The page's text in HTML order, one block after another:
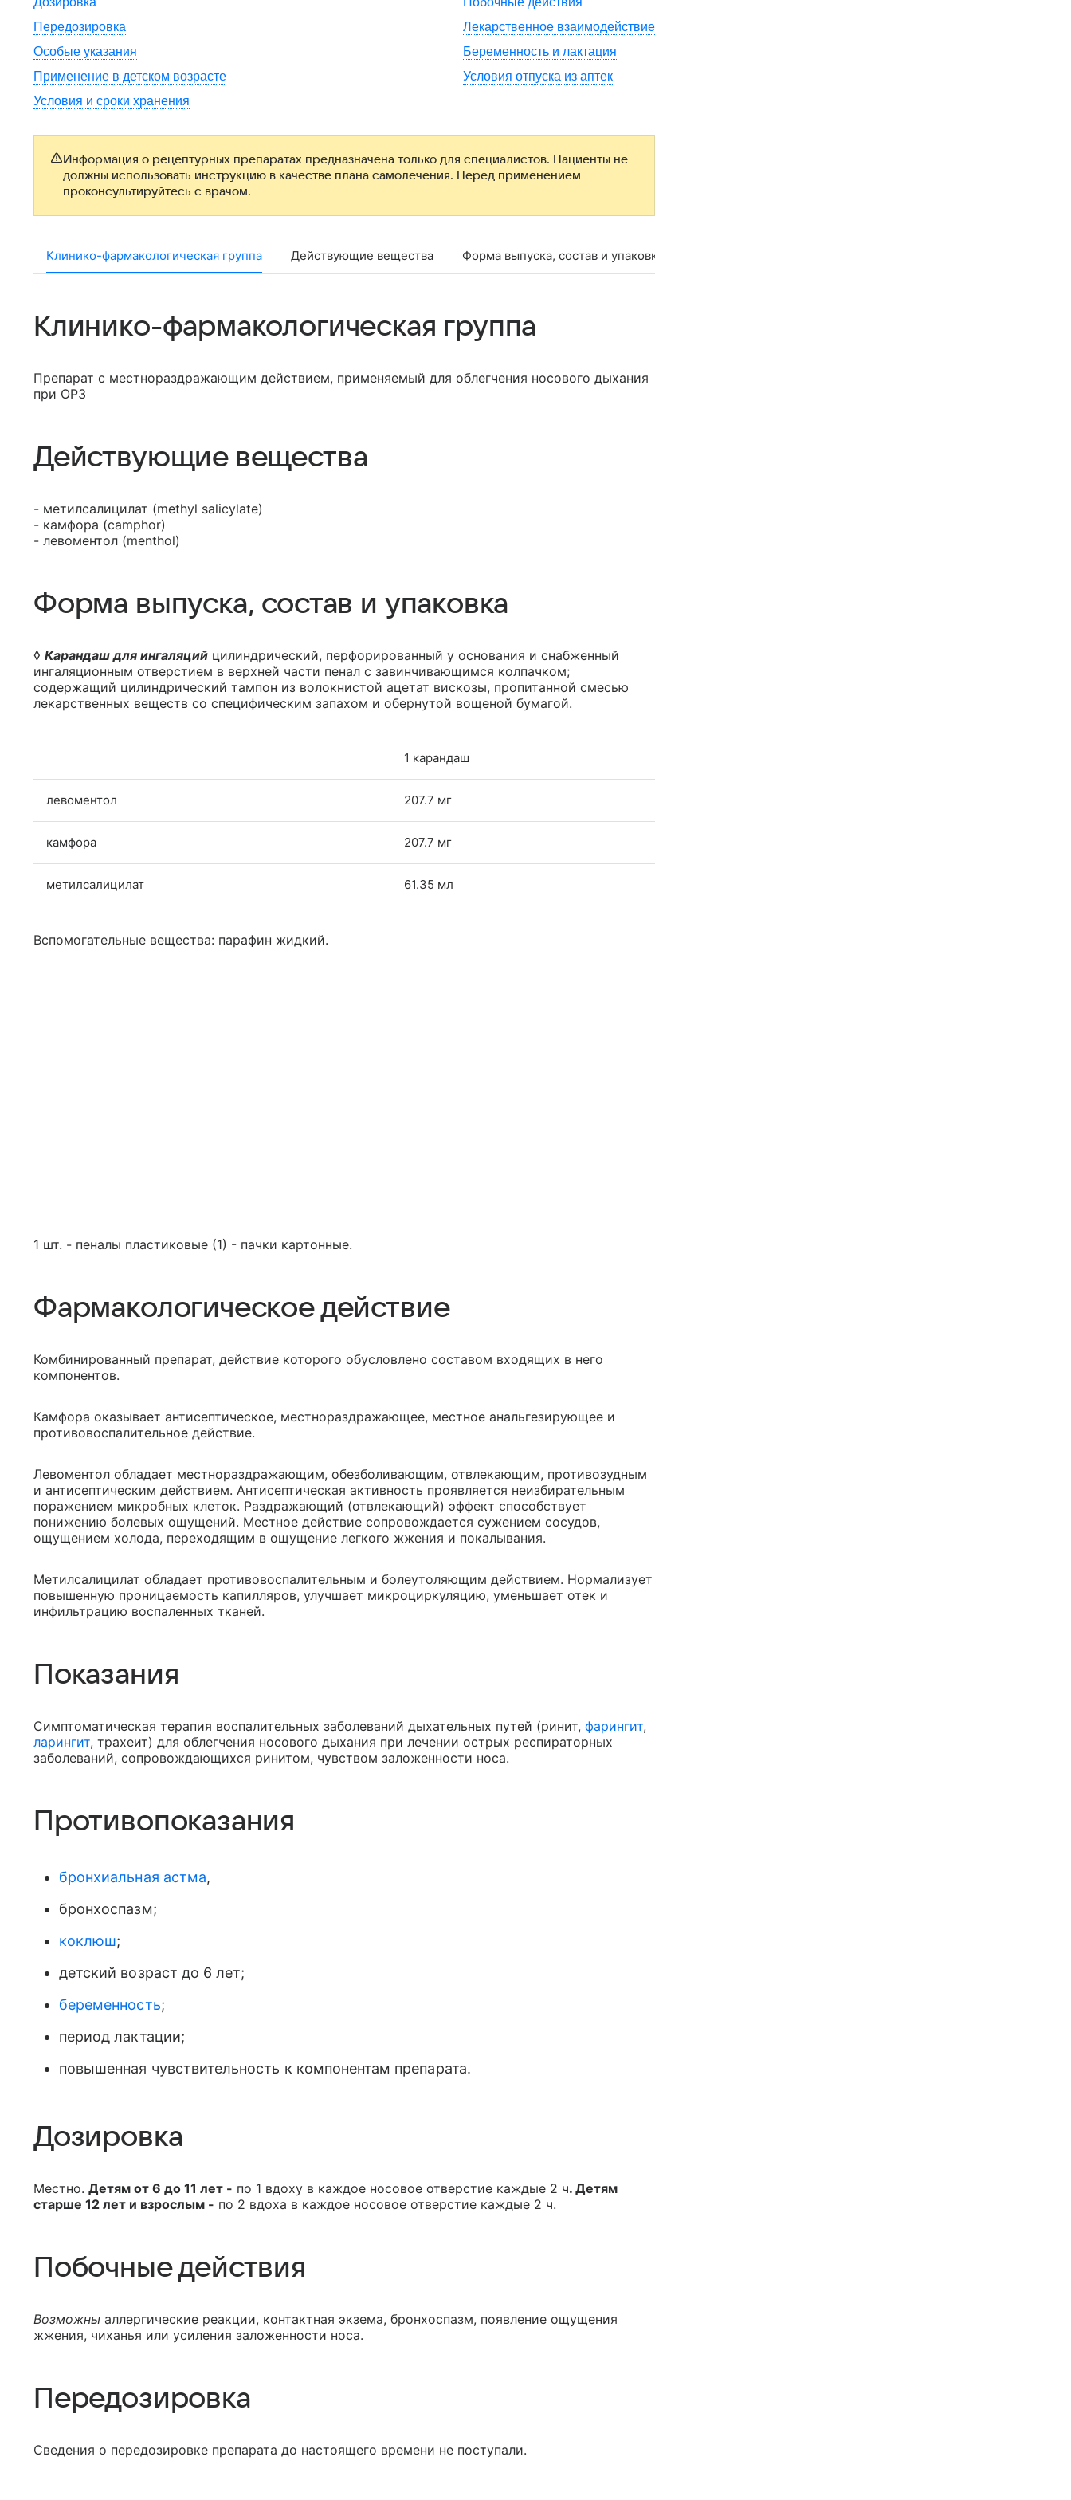
Передозировка
Лекарственное взаимодействие
Особые указания
Беременность и лактация
Применение в детском возрасте
Условия отпуска из аптек
Условия и сроки хранения
Информация о рецептурных препаратах предназначена только для специалистов. Пациенты не
должны использовать инструкцию в качестве плана самолечения. Перед применением
проконсультируйтесь с врачом.
Клинико-фармакологическая группа Действующие вещества Форма выпуска, состав и упаковка
Клинико-фармакологическая группа
Препарат с местнораздражающим действием, применяемый для облегчения носового дыхания
при ОРЗ
Действующие вещества
- метилсалицилат (methyl salicylate)
- камфора (camphor)
- левоментол (menthol)
Форма выпуска, состав и упаковка
◊ Карандаш для ингаляций цилиндрический, перфорированный у основания и снабженный
ингаляционным отверстием в верхней части пенал с завинчивающимся колпачком;
содержащий цилиндрический тампон из волокнистой ацетат вискозы, пропитанной смесью
лекарственных веществ со специфическим запахом и обернутой вощеной бумагой.
1 карандаш
левоментол 207.7 мг
камфора 207.7 мг
метилсалицилат 61.35 мл
Вспомогательные вещества: парафин жидкий.
1 шт. - пеналы пластиковые (1) - пачки картонные.
Фармакологическое действие
Комбинированный препарат, действие которого обусловлено составом входящих в него
компонентов.
Камфора оказывает антисептическое, местнораздражающее, местное анальгезирующее и
противовоспалительное действие.
Левоментол обладает местнораздражающим, обезболивающим, отвлекающим, противозудным
и антисептическим действием. Антисептическая активность проявляется неизбирательным
поражением микробных клеток. Раздражающий (отвлекающий) эффект способствует
понижению болевых ощущений. Местное действие сопровождается сужением сосудов,
ощущением холода, переходящим в ощущение легкого жжения и покалывания.
Метилсалицилат обладает противовоспалительным и болеутоляющим действием. Нормализует
повышенную проницаемость капилляров, улучшает микроциркуляцию, уменьшает отек и
инфильтрацию воспаленных тканей.
Показания
Симптоматическая терапия воспалительных заболеваний дыхательных путей (ринит, фарингит,
ларингит, трахеит) для облегчения носового дыхания при лечении острых респираторных
заболеваний, сопровождающихся ринитом, чувством заложенности носа.
Противопоказания
бронхиальная астма,
бронхоспазм;
коклюш;
детский возраст до 6 лет;
беременность;
период лактации;
повышенная чувствительность к компонентам препарата.
Дозировка
Местно. Детям от 6 до 11 лет - по 1 вдоху в каждое носовое отверстие каждые 2 ч. Детям
старше 12 лет и взрослым - по 2 вдоха в каждое носовое отверстие каждые 2 ч.
Побочные действия
Возможны аллергические реакции, контактная экзема, бронхоспазм, появление ощущения
жжения, чиханья или усиления заложенности носа.
Передозировка
Сведения о передозировке препарата до настоящего времени не поступали.